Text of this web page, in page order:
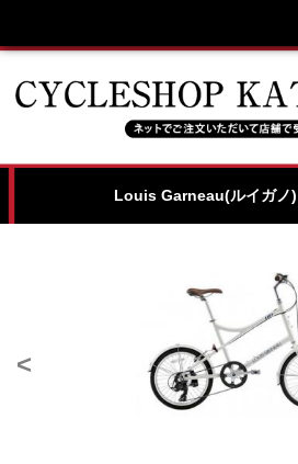
Louis Garneau(ルイガノ
<